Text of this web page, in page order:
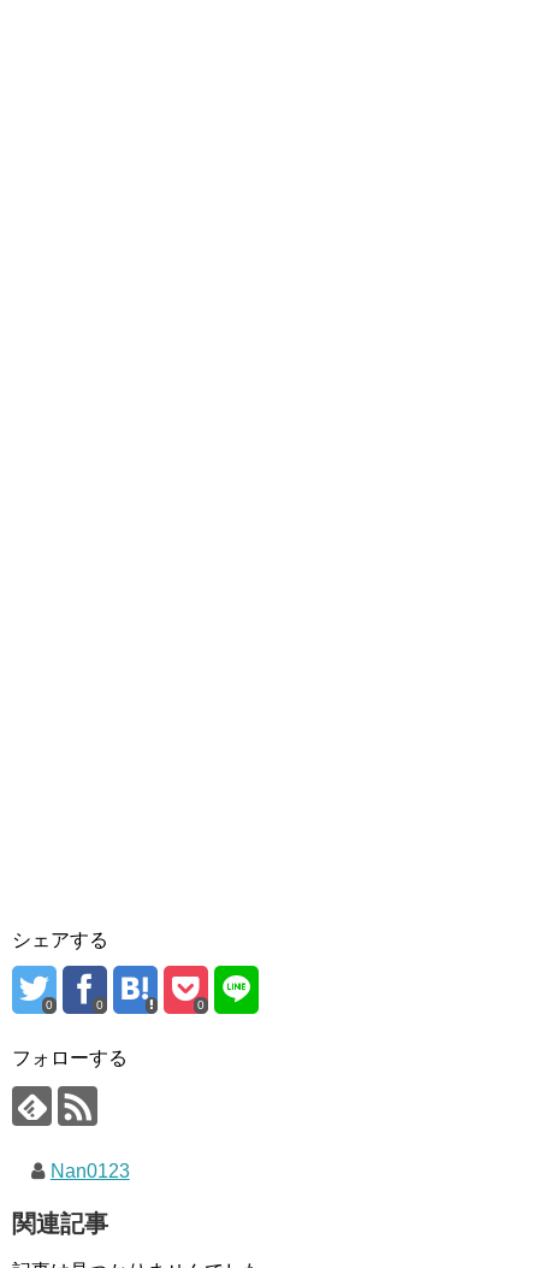
シェアする
0 0 0
フォローする
Nan0123
関連記事